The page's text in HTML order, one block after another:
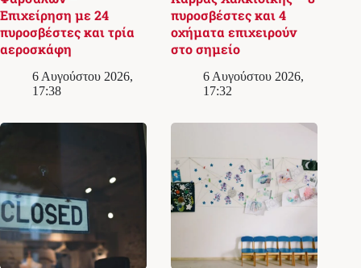
Επιχείρηση με 24
πυροσβέστες και τρία
αεροσκάφη
6 Αυγούστου 2026,
17:38
πυροσβέστες και 4
οχήματα επιχειρούν
στο σημείο
6 Αυγούστου 2026,
17:32